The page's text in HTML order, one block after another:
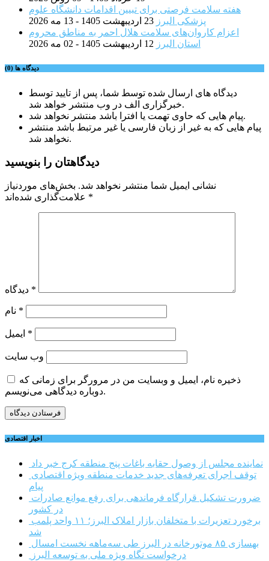
هفته سلامت فرصتی برای تبیین اقدامات دانشگاه علوم
پزشکی البرز 23 اردیبهشت 1405 - 13 مه 2026
اعزام کاروان‌های سلامت هلال احمر به مناطق محروم
استان البرز 12 اردیبهشت 1405 - 02 مه 2026
دیدگاه ها (0)
دیدگاه های ارسال شده توسط شما، پس از تایید توسط
خبرگزاری الف در وب منتشر خواهد شد.
پیام هایی که حاوی تهمت یا افترا باشد منتشر نخواهد شد.
پیام هایی که به غیر از زبان فارسی یا غیر مرتبط باشد منتشر
نخواهد شد.
دیدگاهتان را بنویسید
نشانی ایمیل شما منتشر نخواهد شد. بخش‌های موردنیاز
*
*
*
*
وب‌ سایت
ذخیره نام، ایمیل و وبسایت من در مرورگر برای زمانی که
دوباره دیدگاهی می‌نویسم.
اخبار اقتصادی
نماینده مجلس از وصول حقابه باغات پنج منطقه کرج خبر داد
پیام
در کشور
شد
بهسازی ۸۵ موتورخانه در البرز طی سه‌ماهه نخست امسال
درخواست نگاه ویژه ملی به توسعه البرز